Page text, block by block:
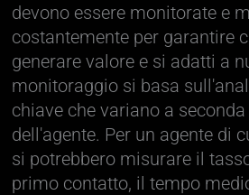
devono essere monitorate e
costantemente per garantire
generare valore e si adatti a
monitoraggio si basa
chiave che variano a
dell'agente. Per un agente di
si potrebbero misurare il
primo contatto, il tempo